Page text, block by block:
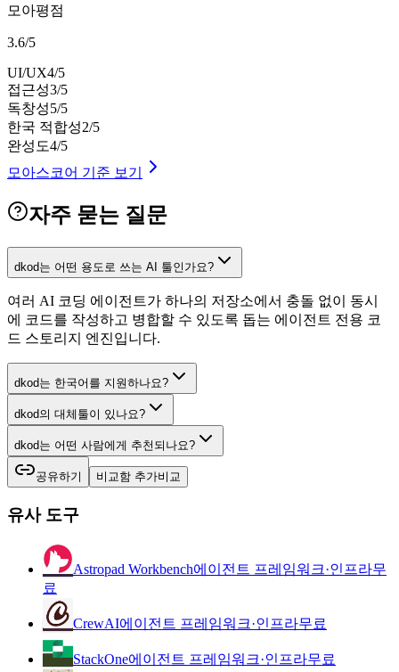
모아평점
3.6/5
UI/UX4/5
접근성3/5
독창성5/5
한국 적합성2/5
완성도4/5
모아스코어 기준 보기
자주 묻는 질문
dkod는 어떤 용도로 쓰는 AI 툴인가요?
여러 AI 코딩 에이전트가 하나의 저장소에서 충돌 없이 동시
에 코드를 작성하고 병합할 수 있도록 돕는 에이전트 전용 코
드 스토리지 엔진입니다.
dkod는 한국어를 지원하나요?
dkod의 대체툴이 있나요?
dkod는 어떤 사람에게 추천되나요?
공유하기 비교함 추가비교
유사 도구
Astropad Workbench에이전트 프레임워크·인프라무
료
CrewAI에이전트 프레임워크·인프라무료
StackOne에이전트 프레임워크·인프라무료